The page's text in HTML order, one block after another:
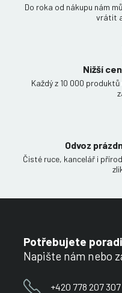
Do roka od nákupu nám
vrátit
Nižší
Každý z 10 000
Odvoz
Čisté ruce, kancelář i
Potřebujete
Napište nám nebo
+420 778 207 307